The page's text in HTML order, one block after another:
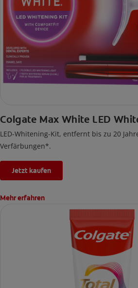
Colgate Max White LED
LED-Whitening-Kit, entfernt bis zu 20
Verfärbungen*.
Jetzt kaufen
Mehr erfahren